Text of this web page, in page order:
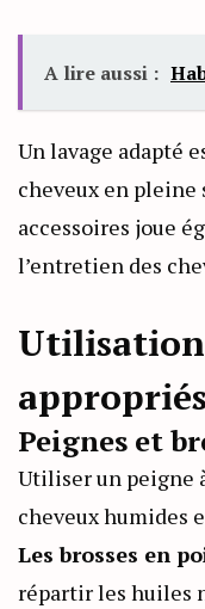
A lire aussi :
Un lavage adapté
cheveux en pleine
accessoires joue
l’entretien des
Utilisation
appropriés
Peignes et
Utiliser un peigne
cheveux humides
Les brosses en
répartir les huiles